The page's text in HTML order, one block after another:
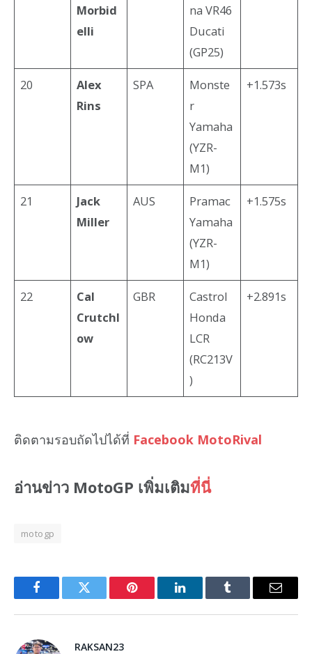
Morbid
elli
na VR46
Ducati
(GP25)
20
Alex
Rins
SPA
Monste
r
Yamaha
(YZR-
M1)
+1.573s
21
Jack
Miller
AUS
Pramac
Yamaha
(YZR-
M1)
+1.575s
22
Cal
Crutchl
ow
GBR
Castrol
Honda
LCR
(RC213V
)
+2.891s
ติดตามรอบถัดไปได้ที่ Facebook MotoRival
อ่านข่าว MotoGP เพิ่มเติมที่นี่
motogp
FacebookTwitter Pinterest LinkedInTumblr Email
RAKSAN23